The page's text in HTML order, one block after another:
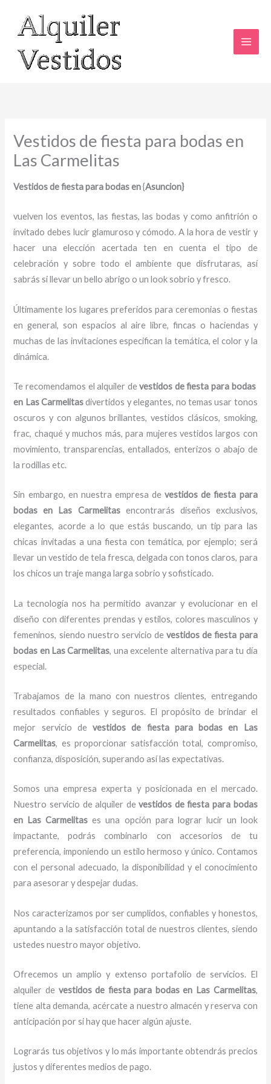
contenido
Vestidos de fiesta para bodas en
Las Carmelitas
Vestidos de fiesta para bodas en{Asuncion}
vuelven los eventos, las fiestas, las bodas y como anfitrión o
invitado debes lucir glamuroso y cómodo. A la hora de vestir y
hacer una elección acertada ten en cuenta el tipo de
celebración y sobre todo el ambiente que disfrutaras, así
sabrás si llevar un bello abrigo o un look sobrio y fresco.
Últimamente los lugares preferidos para ceremonias o fiestas
en general, son espacios al aire libre, fincas o haciendas y
muchas de las invitaciones especifican la temática, el color y la
dinámica.
Te recomendamos el alquiler devestidos de fiesta para bodas
en Las Carmelitasdivertidos y elegantes, no temas usar tonos
oscuros y con algunos brillantes, vestidos clásicos, smoking,
frac, chaqué y muchos más, para mujeres vestidos largos con
movimiento, transparencias, entallados, enterizos o abajo de
la rodillas etc.
Sin embargo, en nuestra empresa devestidos de fiesta para
bodas en Las Carmelitas encontrarás diseños exclusivos,
elegantes, acorde a lo que estás buscando, un tip para las
chicas invitadas a una fiesta con temática, por ejemplo; será
llevar un vestido de tela fresca, delgada con tonos claros, para
los chicos un traje manga larga sobrio y sofisticado.
La tecnología nos ha permitido avanzar y evolucionar en el
diseño con diferentes prendas y estilos, colores masculinos y
femeninos, siendo nuestro servicio devestidos de fiesta para
bodas en Las Carmelitas, una excelente alternativa para tu día
especial.
Trabajamos de la mano con nuestros clientes, entregando
resultados confiables y seguros. El propósito de brindar el
mejor servicio devestidos de fiesta para bodas en Las
Carmelitas, es proporcionar satisfacción total, compromiso,
confianza, disposición, superando así las expectativas.
Somos una empresa experta y posicionada en el mercado.
Nuestro servicio de alquiler devestidos de fiesta para bodas
en Las Carmelitases una opción para lograr lucir un look
impactante, podrás combinarlo con accesorios de tu
preferencia, imponiendo un estilo hermoso y único. Contamos
con el personal adecuado, la disponibilidad y el conocimiento
para asesorar y despejar dudas.
Nos caracterizamos por ser cumplidos, confiables y honestos,
apuntando a la satisfacción total de nuestros clientes, siendo
ustedes nuestro mayor objetivo.
Ofrecemos un amplio y extenso portafolio de servicios. El
alquiler de vestidos de fiesta para bodas en Las Carmelitas,
tiene alta demanda, acércate a nuestro almacén y reserva con
anticipación por si hay que hacer algún ajuste.
Lograrás tus objetivos y lo más importante obtendrás precios
justos y diferentes medios de pago.